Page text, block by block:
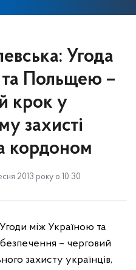
Угода
Польщею –
крок у
захисті
кордоном
2013 року о 10:30
між Україною та
– черговий
захисту українців,